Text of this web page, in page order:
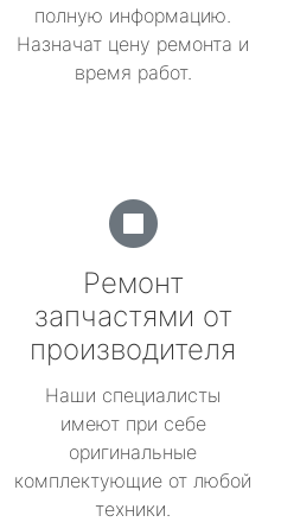
полную информацию.
Назначат цену ремонта и
время работ.
Ремонт
запчастями от
производителя
Наши специалисты
имеют при себе
оригинальные
комплектующие от любой
техники.